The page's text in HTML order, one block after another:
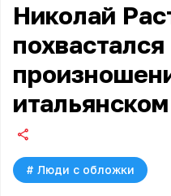
Николай
# Люди с обложки